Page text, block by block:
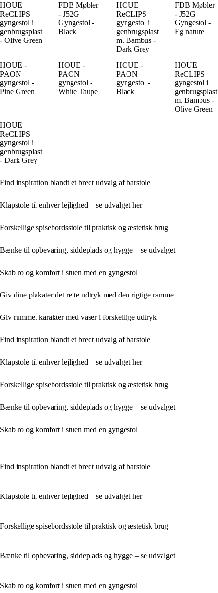
HOUE
ReCLIPS
gyngestol i
genbrugsplast
- Olive Green
FDB Møbler
- J52G
Gyngestol -
Black
HOUE
ReCLIPS
gyngestol i
genbrugsplast
m. Bambus -
Dark Grey
FDB Møbler
- J52G
Gyngestol -
Eg nature
HOUE -
PAON
gyngestol -
Pine Green
HOUE -
PAON
gyngestol -
White Taupe
HOUE -
PAON
gyngestol -
Black
HOUE
ReCLIPS
gyngestol i
genbrugsplast
m. Bambus -
Olive Green
HOUE
ReCLIPS
gyngestol i
genbrugsplast
- Dark Grey
Find inspiration blandt et bredt udvalg af barstole
Klapstole til enhver lejlighed – se udvalget her
Forskellige spisebordsstole til praktisk og æstetisk brug
Bænke til opbevaring, siddeplads og hygge – se udvalget
Skab ro og komfort i stuen med en gyngestol
Giv dine plakater det rette udtryk med den rigtige ramme
Giv rummet karakter med vaser i forskellige udtryk
Find inspiration blandt et bredt udvalg af barstole
Klapstole til enhver lejlighed – se udvalget her
Forskellige spisebordsstole til praktisk og æstetisk brug
Bænke til opbevaring, siddeplads og hygge – se udvalget
Skab ro og komfort i stuen med en gyngestol
Find inspiration blandt et bredt udvalg af barstole
Klapstole til enhver lejlighed – se udvalget her
Forskellige spisebordsstole til praktisk og æstetisk brug
Bænke til opbevaring, siddeplads og hygge – se udvalget
Skab ro og komfort i stuen med en gyngestol